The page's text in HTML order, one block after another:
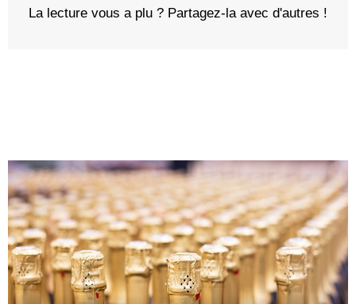
La lecture vous a plu ? Partagez-la avec d'autres !